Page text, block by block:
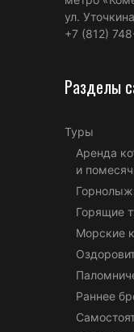
ул.
+7 (812)
Разделы
Туры
Аренда
и
Горящие
Морские
Раннее